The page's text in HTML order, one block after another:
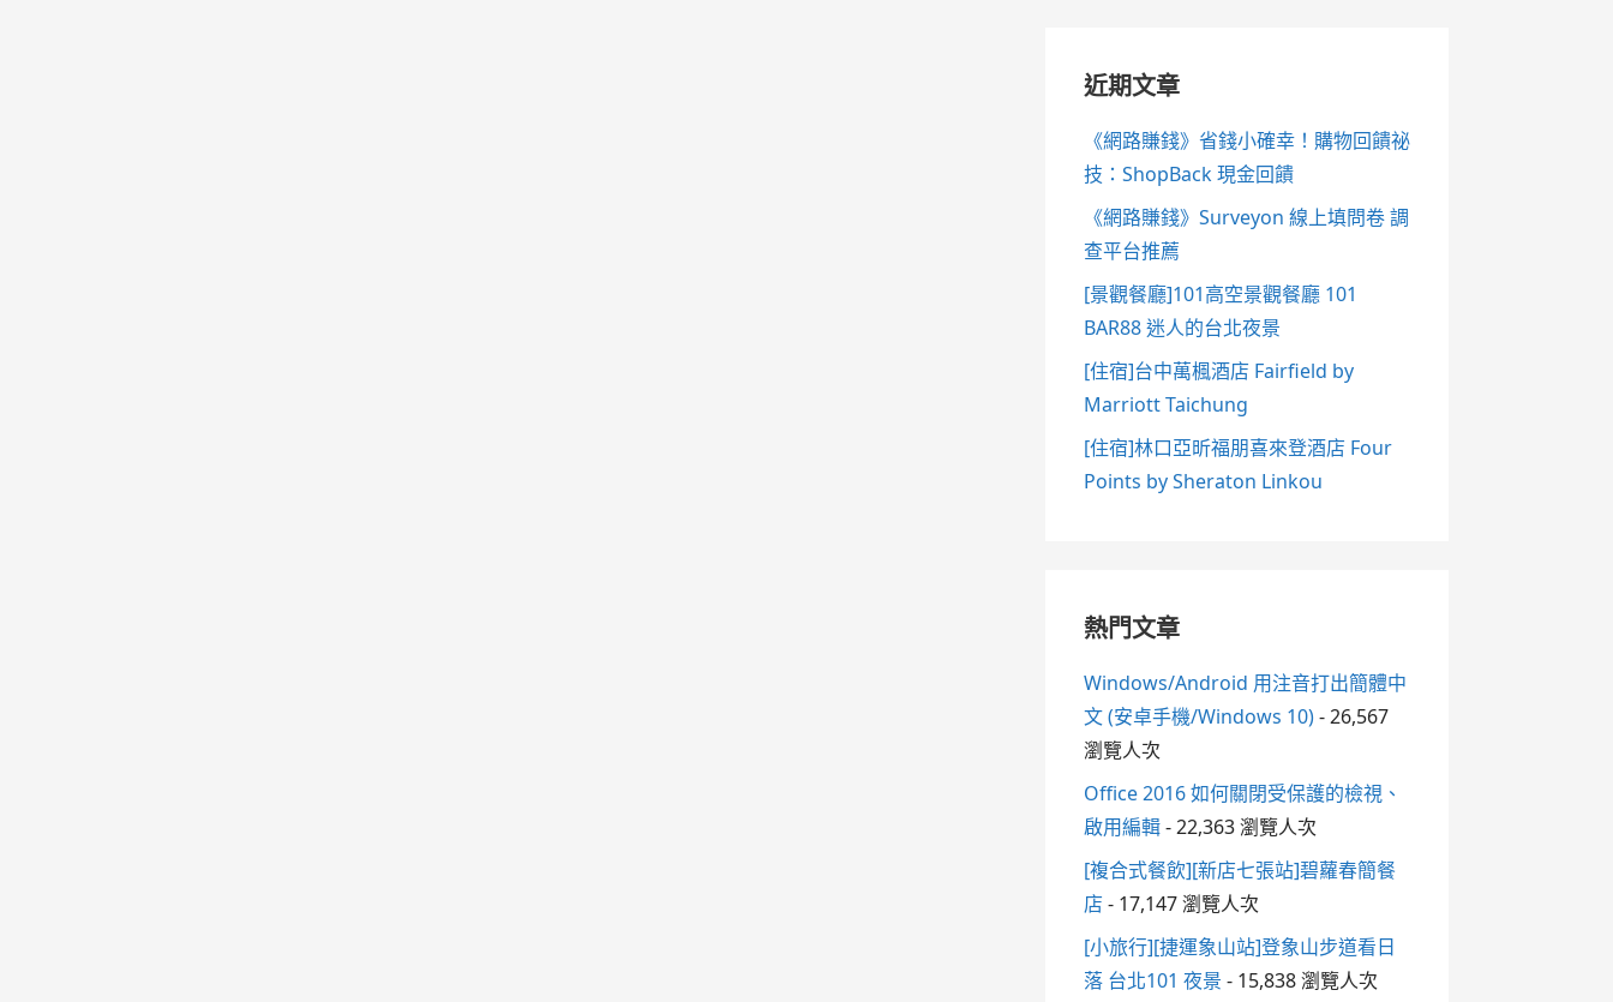
近期文章
《網路賺錢》省錢小確幸！購物回饋祕
技：ShopBack 現金回饋
《網路賺錢》Surveyon 線上填問卷 調
查平台推薦
[景觀餐廳]101高空景觀餐廳 101
BAR88 迷人的台北夜景
[住宿]台中萬楓酒店 Fairfield by
Marriott Taichung
[住宿]林口亞昕福朋喜來登酒店 Four
Points by Sheraton Linkou
熱門文章
Windows/Android 用注音打出簡體中
文 (安卓手機/Windows 10)- 26,567
瀏覽人次
Office 2016 如何關閉受保護的檢視、
啟用編輯- 22,363 瀏覽人次
[複合式餐飲][新店七張站]碧蘿春簡餐
店- 17,147 瀏覽人次
[小旅行][捷運象山站]登象山步道看日
落 台北101 夜景 - 15,838 瀏覽人次